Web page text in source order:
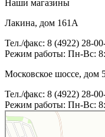
Наши магазины
Лакина, дом 161А
Тел./факс: 8 (4922) 28-
Режим работы: Пн-Вс:
Московское шоссе, дом
Тел./факс: 8 (4922) 28-
Режим работы: Пн-Вс: